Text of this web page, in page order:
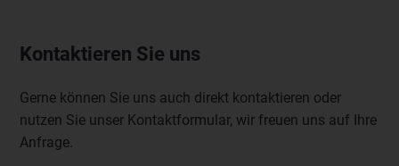
Kontaktieren Sie uns
Gerne können Sie uns auch direkt kontaktieren oder
nutzen Sie unser Kontaktformular, wir freuen uns auf Ihre
Anfrage.